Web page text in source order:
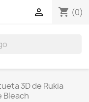
shopping_cart (0)

3D de Rukia
Bleach